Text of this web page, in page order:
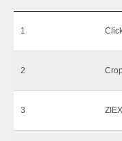
1
2
3 ZIEX